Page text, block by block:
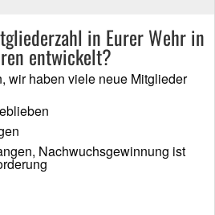
in Eurer Wehr in
entwickelt?
wir haben viele neue Mitglieder
Nachwuchsgewinnung ist